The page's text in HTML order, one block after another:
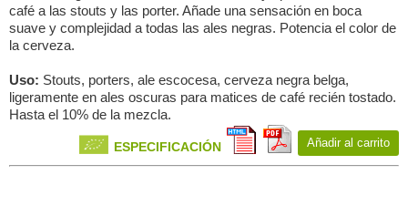
café a las stouts y las porter. Añade una sensación en boca
suave y complejidad a todas las ales negras. Potencia el color de
la cerveza.
Uso: Stouts, porters, ale escocesa, cerveza negra belga,
ligeramente en ales oscuras para matices de café recién tostado.
Hasta el 10% de la mezcla.
ESPECIFICACIÓN Añadir al carrito